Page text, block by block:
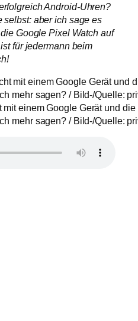
Android-Uhren?
selbst: aber ich sage es
Google Pixel Watch auf
für jedermann beim
einem Google Gerät und
mehr sagen? / Bild-/Quelle: